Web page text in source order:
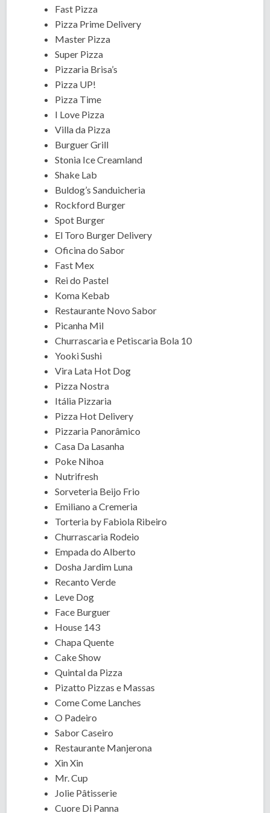
Fast Pizza
Pizza Prime Delivery
Master Pizza
Super Pizza
Pizzaria Brisa’s
Pizza UP!
Pizza Time
I Love Pizza
Villa da Pizza
Burguer Grill
Stonia Ice Creamland
Shake Lab
Buldog’s Sanduicheria
Rockford Burger
Spot Burger
El Toro Burger Delivery
Oficina do Sabor
Fast Mex
Rei do Pastel
Koma Kebab
Restaurante Novo Sabor
Picanha Mil
Churrascaria e Petiscaria Bola 10
Yooki Sushi
Vira Lata Hot Dog
Pizza Nostra
Itália Pizzaria
Pizza Hot Delivery
Pizzaria Panorâmico
Casa Da Lasanha
Poke Nihoa
Nutrifresh
Sorveteria Beijo Frio
Emiliano a Cremeria
Torteria by Fabiola Ribeiro
Churrascaria Rodeio
Empada do Alberto
Dosha Jardim Luna
Recanto Verde
Leve Dog
Face Burguer
House 143
Chapa Quente
Cake Show
Quintal da Pizza
Pizatto Pizzas e Massas
Come Come Lanches
O Padeiro
Sabor Caseiro
Restaurante Manjerona
Xin Xin
Mr. Cup
Jolie Pâtisserie
Cuore Di Panna